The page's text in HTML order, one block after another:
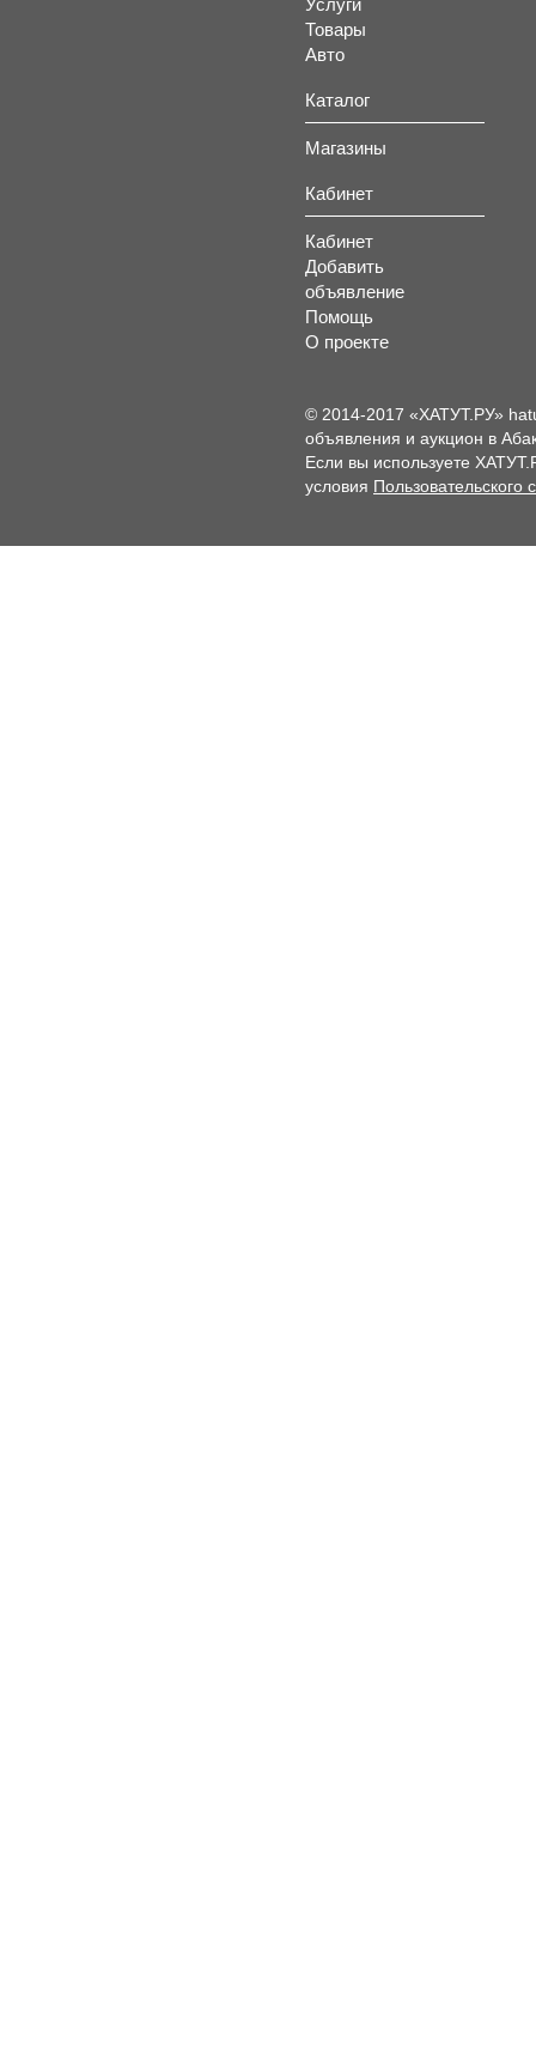
Товары
Авто
Каталог
Магазины
Кабинет
Кабинет
Добавить
объявление
Помощь
О проекте
© 2014-2017 «ХАТУТ.РУ»
объявления и аукцион в
Если вы используете
условия Пользовательского